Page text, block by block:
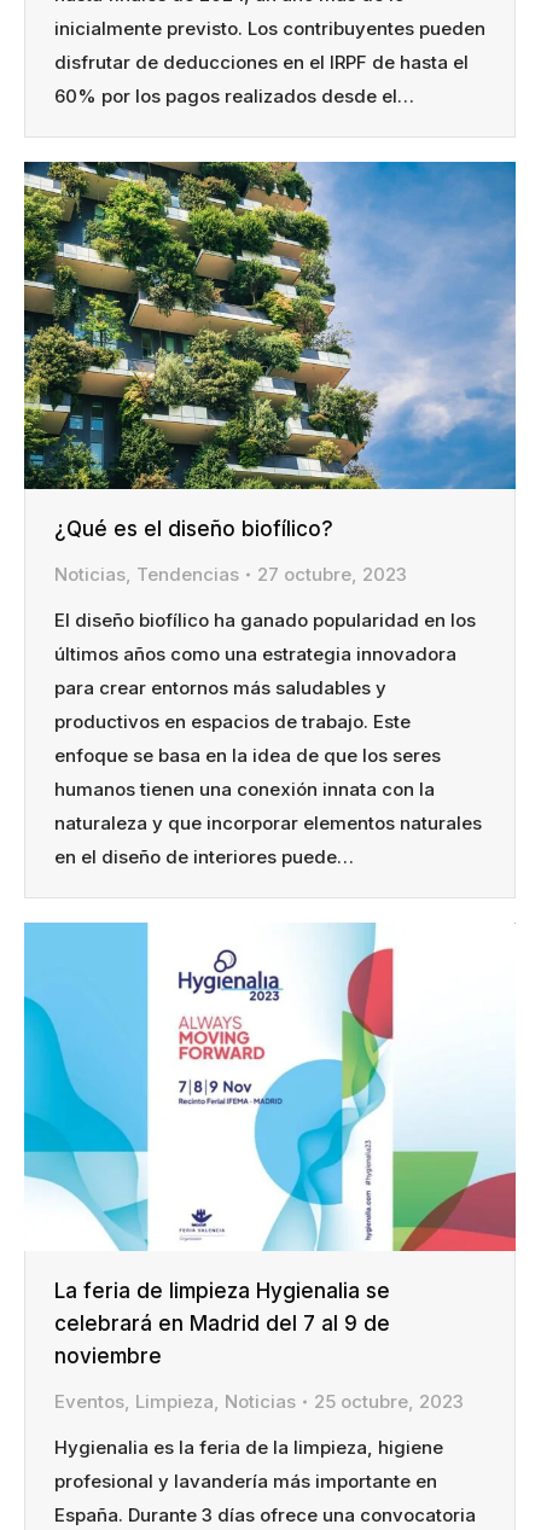
inicialmente previsto. Los contribuyentes pueden
disfrutar de deducciones en el IRPF de hasta el
60% por los pagos realizados desde el…
¿Qué es el diseño biofílico?
Noticias, Tendencias
27 octubre, 2023
El diseño biofílico ha ganado popularidad en los
últimos años como una estrategia innovadora
para crear entornos más saludables y
productivos en espacios de trabajo. Este
enfoque se basa en la idea de que los seres
humanos tienen una conexión innata con la
naturaleza y que incorporar elementos naturales
en el diseño de interiores puede…
La feria de limpieza Hygienalia se
celebrará en Madrid del 7 al 9 de
noviembre
Eventos Limpieza Noticias
25 octubre, 2023
Hygienalia es la feria de la limpieza, higiene
profesional y lavandería más importante en
España. Durante 3 días ofrece una convocatoria